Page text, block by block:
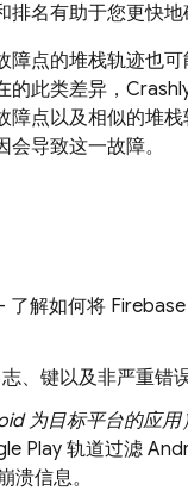
名有助于您更快地
障点的堆栈轨迹也
此类差异，
障点以及相似的堆
导致这一故障。
- 了解如何将
、键以及非严重错
为目标平台的应用）
Play 轨道过滤
溃信息。